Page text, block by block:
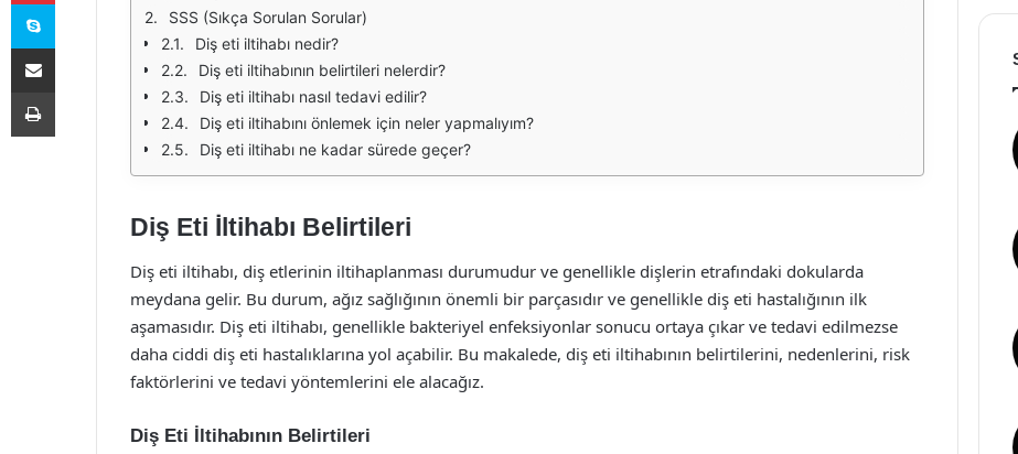
SSS (Sıkça Sorulan Sorular)
Diş eti iltihabı nedir?
Diş eti iltihabının belirtileri nelerdir?
Diş eti iltihabı nasıl tedavi edilir?
Diş eti iltihabını önlemek için neler yapmalıyım?
Diş eti iltihabı ne kadar sürede geçer?
Diş Eti İltihabı Belirtileri
Diş eti iltihabı, diş etlerinin iltihaplanması durumudur ve genellikle dişlerin etrafındaki dokularda
meydana gelir. Bu durum, ağız sağlığının önemli bir parçasıdır ve genellikle diş eti hastalığının ilk
aşamasıdır. Diş eti iltihabı, genellikle bakteriyel enfeksiyonlar sonucu ortaya çıkar ve tedavi edilmezse
daha ciddi diş eti hastalıklarına yol açabilir. Bu makalede, diş eti iltihabının belirtilerini, nedenlerini, risk
faktörlerini ve tedavi yöntemlerini ele alacağız.
Diş Eti İltihabının Belirtileri
E-Posta ile paylaş